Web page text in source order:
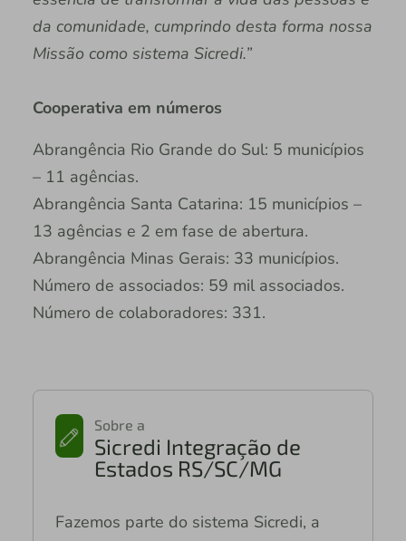
da comunidade, cumprindo desta forma nossa
Missão como sistema Sicredi.”
Cooperativa em números
Abrangência Rio Grande do Sul: 5 municípios
– 11 agências.
Abrangência Santa Catarina: 15 municípios –
13 agências e 2 em fase de abertura.
Abrangência Minas Gerais: 33 municípios.
Número de associados: 59 mil associados.
Número de colaboradores: 331.
Sobre a
Sicredi Integração de
Estados RS/SC/MG
Fazemos parte do sistema Sicredi, a